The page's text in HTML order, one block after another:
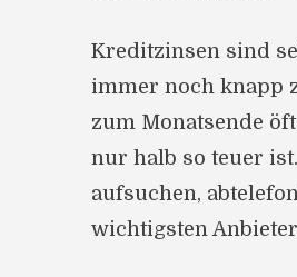
Kreditzinsen sind
immer noch knapp
zum Monatsende
nur halb so teuer
aufsuchen,
wichtigsten